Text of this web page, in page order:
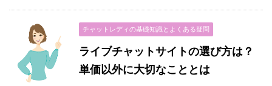
チャットレディの基礎知識とよくある疑問
ライブチャットサイトの選び方は？
単価以外に大切なこととは